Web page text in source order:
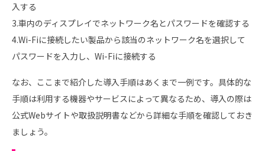
入する
3.車内のディスプレイでネットワーク名とパスワードを確認する
4.Wi-Fiに接続したい製品から該当のネットワーク名を選択して
パスワードを入力し、Wi-Fiに接続する
なお、ここまで紹介した導入手順はあくまで一例です。具体的な
手順は利用する機器やサービスによって異なるため、導入の際は
公式Webサイトや取扱説明書などから詳細な手順を確認しておき
ましょう。